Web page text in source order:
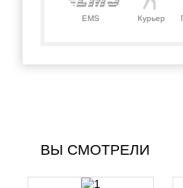
EMS Курьер
ВЫ СМОТРЕЛИ